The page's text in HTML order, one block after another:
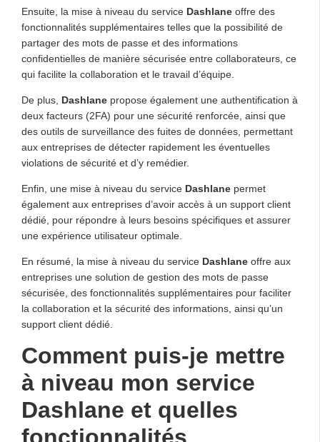
Ensuite, la mise à niveau du service Dashlane offre des
fonctionnalités supplémentaires telles que la possibilité de
partager des mots de passe et des informations
confidentielles de manière sécurisée entre collaborateurs, ce
qui facilite la collaboration et le travail d’équipe.
De plus, Dashlane propose également une authentification à
deux facteurs (2FA) pour une sécurité renforcée, ainsi que
des outils de surveillance des fuites de données, permettant
aux entreprises de détecter rapidement les éventuelles
violations de sécurité et d’y remédier.
Enfin, une mise à niveau du service Dashlane permet
également aux entreprises d’avoir accès à un support client
dédié, pour répondre à leurs besoins spécifiques et assurer
une expérience utilisateur optimale.
En résumé, la mise à niveau du service Dashlane offre aux
entreprises une solution de gestion des mots de passe
sécurisée, des fonctionnalités supplémentaires pour faciliter
la collaboration et la sécurité des informations, ainsi qu’un
support client dédié.
Comment puis-je mettre
à niveau mon service
Dashlane et quelles